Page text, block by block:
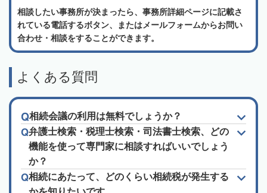
相談したい事務所が決まったら、事務所詳細ページに記載さ
れている電話するボタン、またはメールフォームからお問い
合わせ・相談をすることができます。
よくある質問
相続会議の利用は無料でしょうか？
弁護士検索・税理士検索・司法書士検索、どの
機能を使って専門家に相談すればいいでしょう
か？
相続にあたって、どのくらい相続税が発生する